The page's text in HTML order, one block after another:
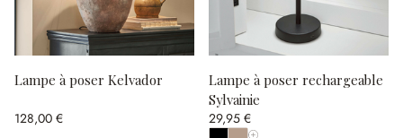
Lampe à poser Kelvador
128,00 €
Lampe à poser rechargeable
Sylvainie
29,95 €